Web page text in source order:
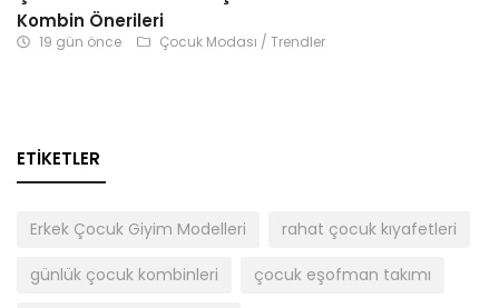
Kombin Önerileri
19 gün önce Çocuk Modası / Trendler
ETIKETLER
Erkek Çocuk Giyim Modelleri rahat çocuk kıyafetleri
günlük çocuk kombinleri çocuk eşofman takımı